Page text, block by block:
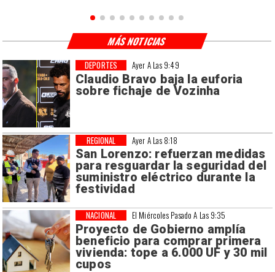
Ayer A Las 9:49
Claudio Bravo baja la euforia
sobre fichaje de Vozinha
DEPORTES
Ayer A Las 8:18
San Lorenzo: refuerzan medidas
para resguardar la seguridad del
suministro eléctrico durante la
festividad
REGIONAL
El Miércoles Pasado A Las 9:35
Proyecto de Gobierno amplía
beneficio para comprar primera
vivienda: tope a 6.000 UF y 30 mil
cupos
NACIONAL
MÁS NOTICIAS